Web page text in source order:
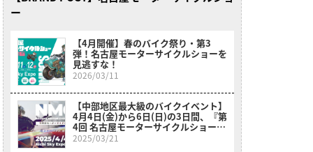
ー
【4月開催】春のバイク祭り・第3
弾！名古屋モーターサイクルショーを
見逃すな！
2026/03/11
【中部地区最大級のバイクイベント】
4月4日(金)から6日(日)の3日間、『第
4回 名古屋モーターサイクルショー
2005』が開催!
2025/03/21